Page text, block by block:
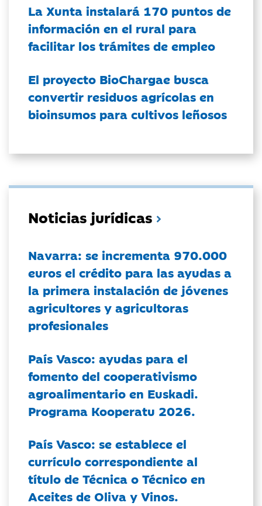
La Xunta instalará 170 puntos de
información en el rural para
facilitar los trámites de empleo
El proyecto BioChargae busca
convertir residuos agrícolas en
bioinsumos para cultivos leñosos
Noticias jurídicas
Navarra: se incrementa 970.000
euros el crédito para las ayudas a
la primera instalación de jóvenes
agricultores y agricultoras
profesionales
País Vasco: ayudas para el
fomento del cooperativismo
agroalimentario en Euskadi.
Programa Kooperatu 2026.
País Vasco: se establece el
currículo correspondiente al
título de Técnica o Técnico en
Aceites de Oliva y Vinos.